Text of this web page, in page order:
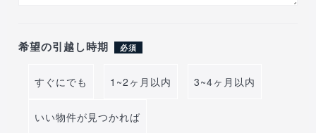
希望の引越し時期 必須
すぐにでも 1~2ヶ月以内 3~4ヶ月以内
いい物件が見つかれば